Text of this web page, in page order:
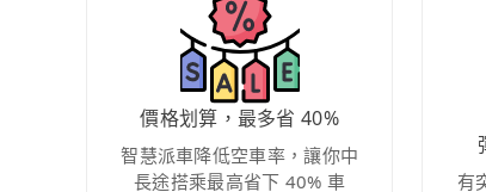
價格划算，最多省 40%
智慧派車降低空車率，讓你中
長途搭乘最高省下 40% 車
有